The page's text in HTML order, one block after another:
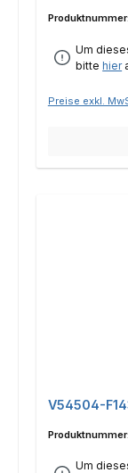
Produktnummer:
Um
bittehier
Preise exkl.
V54504-
Produktnummer:
Um